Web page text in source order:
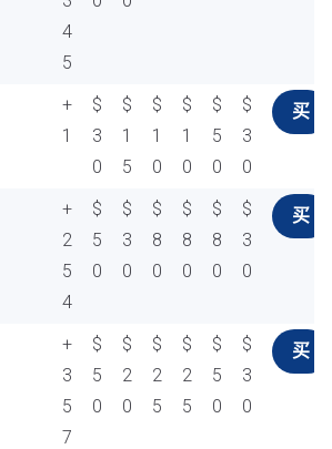
4
5
+
1
$
3
0
$
1
5
$
1
0
$
1
0
$
5
0
$
3
0
买
+
2
5
4
$
5
0
$
3
0
$
8
0
$
8
0
$
8
0
$
3
0
买
+
3
5
7
$
5
0
$
2
0
$
2
5
$
2
5
$
5
0
$
3
0
买